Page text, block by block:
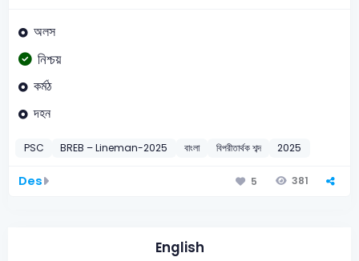
অলস
নিশ্চয়
কর্মঠ
দহন
PSC BREB – Lineman-2025 বাংলা বিপরীতার্থক শব্দ 2025
Des 5 381
English